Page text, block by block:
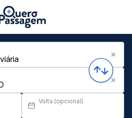
Volta (opcional)